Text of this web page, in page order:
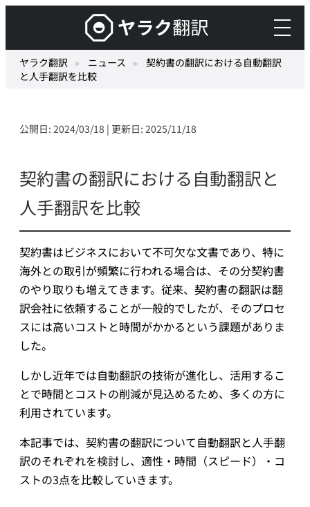
を
ヤ
ラ
ク
翻
最
端
の
AI
自
動
翻
訳・
機
械
ヤラク翻訳 ▸ ニュース ▸ 契約書の翻訳における自動翻訳
と人手翻訳を比較
公開日: 2024/03/18 | 更新日: 2025/11/18
契約書の翻訳における自動翻訳と
人手翻訳を比較
契約書はビジネスにおいて不可欠な文書であり、特に
海外との取引が頻繁に行われる場合は、その分契約書
のやり取りも増えてきます。従来、契約書の翻訳は翻
訳会社に依頼することが一般的でしたが、そのプロセ
スには高いコストと時間がかかるという課題がありま
した。
しかし近年では自動翻訳の技術が進化し、活用するこ
とで時間とコストの削減が見込めるため、多くの方に
利用されています。
本記事では、契約書の翻訳について自動翻訳と人手翻
訳のそれぞれを検討し、適性・時間（スピード）・コ
ストの3点を比較していきます。